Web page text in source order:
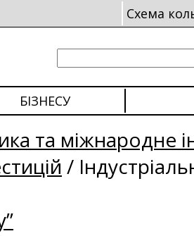
Схема
БІЗНЕСУ
та міжнародне
/